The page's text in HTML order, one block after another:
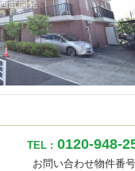
TEL : 0120-948-
お問い合わせ物件番